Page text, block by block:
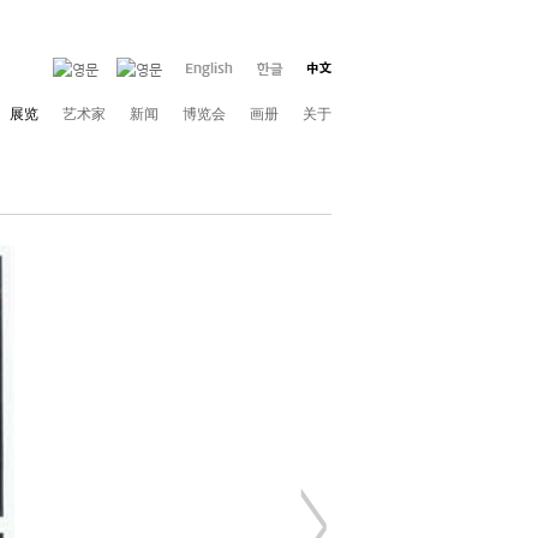
展览 艺术家 新闻 博览会 画册 关于